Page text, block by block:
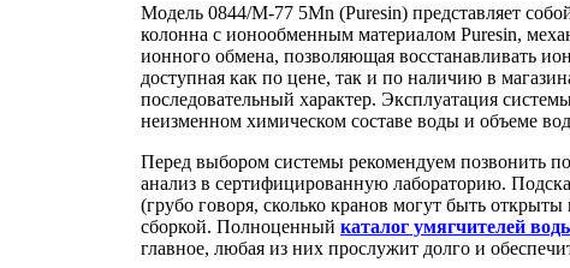
Модель 0844/M-77 5Mn (Puresin) представляет
колонна с ионообменным материалом Puresin,
ионного обмена, позволяющая восстанавливать
доступная как по цене, так и по наличию в
последовательный характер. Эксплуатация
неизменном химическом составе воды и объеме
Перед выбором системы рекомендуем позвонить
анализ в сертифицированную лабораторию.
(грубо говоря, сколько кранов могут быть
сборкой. Полноценный каталог умягчителей
главное, любая из них прослужит долго и